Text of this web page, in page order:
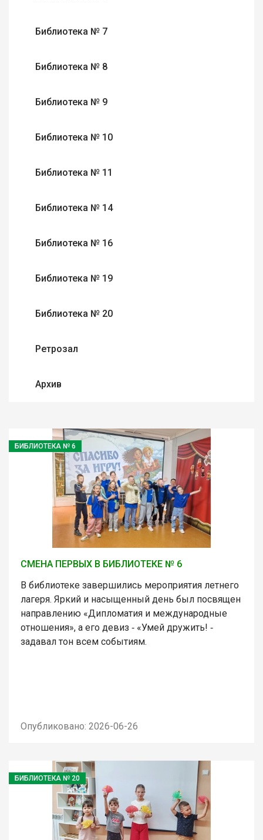
Библиотека № 7
Библиотека № 8
Библиотека № 9
Библиотека № 10
Библиотека № 11
Библиотека № 14
Библиотека № 16
Библиотека № 19
Библиотека № 20
Ретрозал
Архив
БИБЛИОТЕКА № 6
СМЕНА ПЕРВЫХ В БИБЛИОТЕКЕ № 6
В библиотеке завершились мероприятия летнего
лагеря. Яркий и насыщенный день был посвящен
направлению «Дипломатия и международные
отношения», а его девиз ‑ «Умей дружить! ‑
задавал тон всем событиям.
Опубликовано: 2026-06-26
БИБЛИОТЕКА № 20